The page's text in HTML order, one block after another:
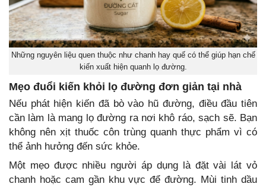
Những nguyên liệu quen thuộc như chanh hay quế có thể giúp hạn chế
kiến xuất hiện quanh lọ đường.
Mẹo đuổi kiến khỏi lọ đường đơn giản tại nhà
Nếu phát hiện kiến đã bò vào hũ đường, điều đầu tiên
cần làm là mang lọ đường ra nơi khô ráo, sạch sẽ. Bạn
không nên xịt thuốc côn trùng quanh thực phẩm vì có
thể ảnh hưởng đến sức khỏe.
Một mẹo được nhiều người áp dụng là đặt vài lát vỏ
chanh hoặc cam gần khu vực để đường. Mùi tinh dầu